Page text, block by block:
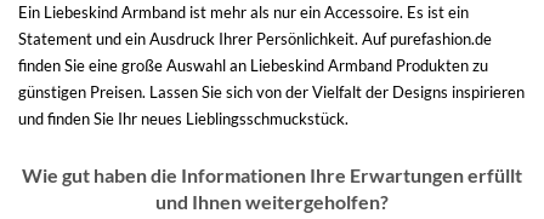
Ein Liebeskind Armband ist mehr als nur ein Accessoire. Es ist ein
Statement und ein Ausdruck Ihrer Persönlichkeit. Auf purefashion.de
finden Sie eine große Auswahl an Liebeskind Armband Produkten zu
günstigen Preisen. Lassen Sie sich von der Vielfalt der Designs inspirieren
und finden Sie Ihr neues Lieblingsschmuckstück.
Wie gut haben die Informationen Ihre Erwartungen erfüllt
und Ihnen weitergeholfen?